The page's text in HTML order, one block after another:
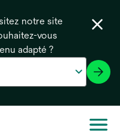
notre site
vous
adapté ?